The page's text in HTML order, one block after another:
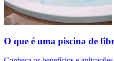
O que é uma piscina de